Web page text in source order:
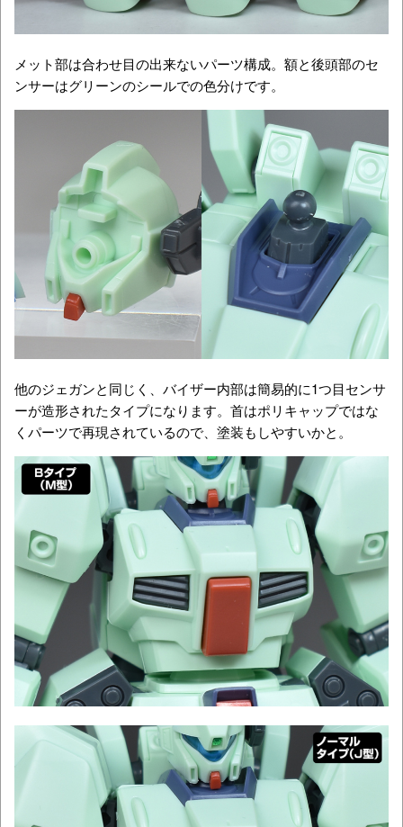
メット部は合わせ目の出来ないパーツ構成。額と後頭部のセ
ンサーはグリーンのシールでの色分けです。
他のジェガンと同じく、バイザー内部は簡易的に1つ目センサ
ーが造形されたタイプになります。首はポリキャップではな
くパーツで再現されているので、塗装もしやすいかと。